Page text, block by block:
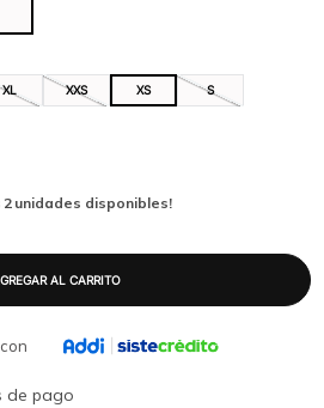
XL XXS XS S
2 unidades disponibles!
de pago